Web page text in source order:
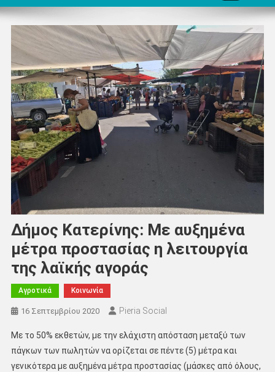
Δήμος Κατερίνης: Με αυξημένα
μέτρα προστασίας η λειτουργία
της λαϊκής αγοράς
Αγροτικά Κοινωνία
16 Σεπτεμβρίου 2020 Pieria Social
Με το 50% εκθετών, με την ελάχιστη απόσταση μεταξύ των
πάγκων των πωλητών να ορίζεται σε πέντε (5) μέτρα και
γενικότερα με αυξημένα μέτρα προστασίας (μάσκες από όλους,